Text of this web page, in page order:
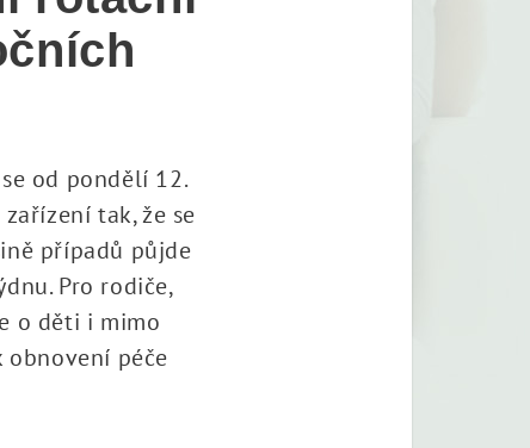
od pondělí 12.
tak, že se
případů půjde
Pro rodiče,
o děti i mimo
obnovení péče